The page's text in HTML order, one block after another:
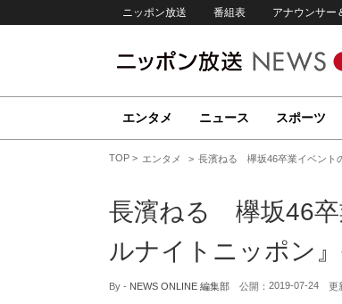
ニッポン放送 番組表 アナウンサー
エンタメ ニュース スポーツ
TOP エンタメ 長濱ねる 欅坂46卒業イベント
長濱ねる 欅坂46卒
ルナイトニッポン』
By - NEWS ONLINE 編集部 公開： 2019-07-24 更